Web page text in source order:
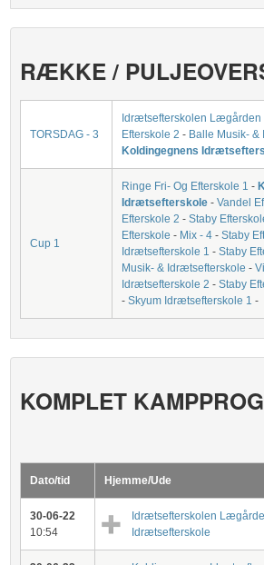
RÆKKE /
TORSDAG - 3
Idrætsefterskolen Lægården
Efterskole 2 - Balle Musik-
Koldingegnens
Cup 1
Ringe Fri- Og Efterskole 1 -
Idrætsefterskole -Vandel
Efterskole 2 -Staby
Efterskole - Mix - 4 -Staby
Idrætsefterskole 1 -Staby
Musik- & Idrætsefterskole -
Idrætsefterskole 2 -Staby
-Skyum Idrætsefterskole 1 -
KOMPLET
Dato/tid Hjemme/Ude
30-06-22
10:54
Idrætsefterskolen
Idrætsefterskole